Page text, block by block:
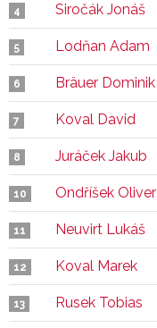
4 Siročák Jonáš
5 Lodňan Adam
6 Bräuer Dominik
7 Koval David
8 Juráček Jakub
10 Ondříšek Oliver
11 Neuvirt Lukáš
12 Koval Marek
13 Rusek Tobias